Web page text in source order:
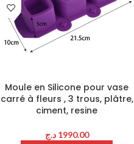
Moule en Silicone pour vase
carré à fleurs , 3 trous, plâtre,
ciment, resine
1990.00 د.ج